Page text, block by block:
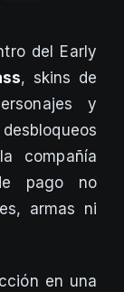
del Early
, skins de
y
compañía
pago no
armas ni
en una